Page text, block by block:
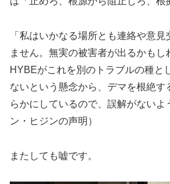
「私はいかなる場所とも連絡や意
ません。無実の被害者が出るかもし
HYBEがこれを別のトラブルの種と
ないという懸念から、デマを根絶す
らかにしているので、誤解がないよ
ン・ヒジンの声明）
またしても嘘です。